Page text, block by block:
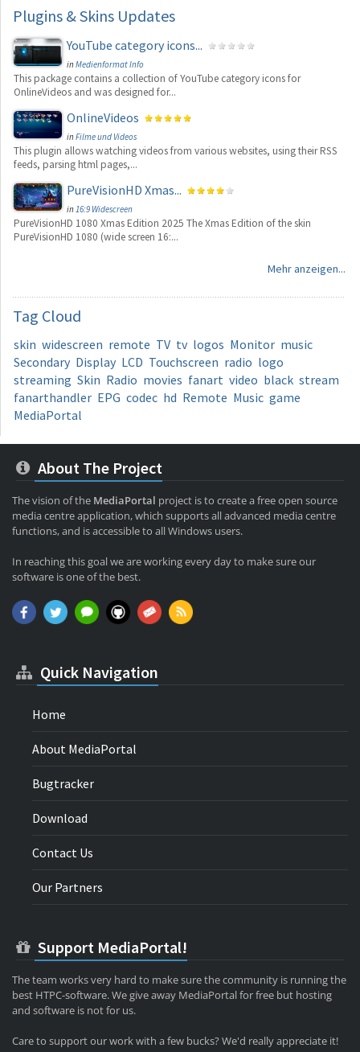
Plugins & Skins Updates
YouTube category icons...
inMedienformat Info
This package contains a collection of YouTube category icons for
OnlineVideos and was designed for...
OnlineVideos
inFilme und Videos
This plugin allows watching videos from various websites, using their RSS
feeds, parsing html pages,...
PureVisionHD Xmas...
in16:9 Widescreen
PureVisionHD 1080 Xmas Edition 2025 The Xmas Edition of the skin
PureVisionHD 1080 (wide screen 16:...
Mehr anzeigen...
Tag Cloud
skin widescreen remote TV tv logos Monitor music
Secondary Display LCD Touchscreen radio logo
streaming Skin Radio movies fanart video black stream
fanarthandler EPG codec hd Remote Music game
MediaPortal
About The Project
The vision of the MediaPortal project is to create a free open source
media centre application, which supports all advanced media centre
functions, and is accessible to all Windows users.
In reaching this goal we are working every day to make sure our
software is one of the best.
Quick Navigation
Home
About MediaPortal
Bugtracker
Download
Contact Us
Our Partners
Support MediaPortal!
The team works very hard to make sure the community is running the
best HTPC-software. We give away MediaPortal for free but hosting
and software is not for us.
Care to support our work with a few bucks? We'd really appreciate it!